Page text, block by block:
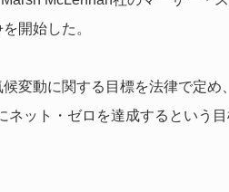
開始した。
変動に関する目標を法律で定
ット・ゼロを達成するという目